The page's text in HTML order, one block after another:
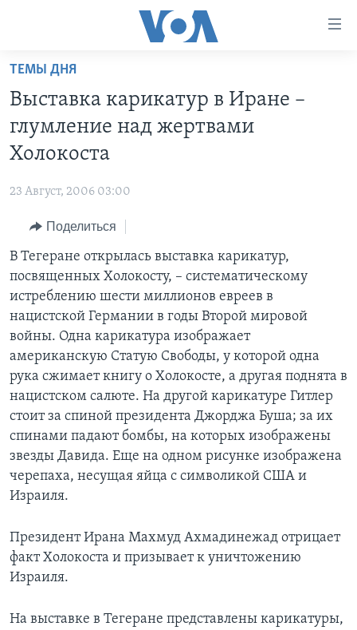
Перейти
основной
контент
Перейти
основной
навигации
Перейти
поиск
ИТОГИ
ПОЧЕМУ ЭТО ВАЖНО?
ДИСКУССИЯ VOA
ДЕТАЛИ
НЬЮ-ЙОРК NEW YORK
АМЕРИКА. БОЛЬШОЕ ПУТЕШЕСТВИЕ
ПРОЕКТЫ
НАША АМЕРИКАНСКАЯ ИСТОРИЯ
А КАК В АМЕРИКЕ?
АРТЕФАКТЫ
АМЕРИКАНСКИЕ ГОРОДКИ
ТЕСТЫ
ИНТЕРВЬЮ
ФАКТЫ ПРОТИВ ФЕЙКОВ
ЗА СВОБОДУ ПРЕССЫ
УЧИМ АНГЛИЙСКИЙ
ВИДЕО
ПОДПИСКА НА НОВОСТИ
Learning English
Языки
ТЕМЫ ДНЯ
Выставка карикатур в Иране –
глумление над жертвами
Холокоста
23 Август, 2006 03:00
Поделиться
В Тегеране открылась выставка карикатур,
посвященных Холокосту, – систематическому
истреблению шести миллионов евреев в
нацистской Германии в годы Второй мировой
войны. Одна карикатура изображает
американскую Статую Свободы, у которой одна
рука сжимает книгу о Холокосте, а другая поднята в
нацистском салюте. На другой карикатуре Гитлер
стоит за спиной президента Джорджа Буша; за их
спинами падают бомбы, на которых изображены
звезды Давида. Еще на одном рисунке изображена
черепаха, несущая яйца с символикой США и
Израиля.
Президент Ирана Махмуд Ахмадинежад отрицает
факт Холокоста и призывает к уничтожению
Израиля.
На выставке в Тегеране представлены карикатуры,